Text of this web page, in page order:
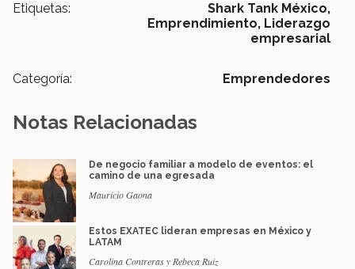
Etiquetas:
Shark Tank México,
Emprendimiento, Liderazgo
empresarial
Categoría: Emprendedores
Notas Relacionadas
De negocio familiar a modelo de eventos: el
camino de una egresada
Mauricio Gaona
Estos EXATEC lideran empresas en México y
LATAM
Carolina Contreras y Rebeca Ruiz